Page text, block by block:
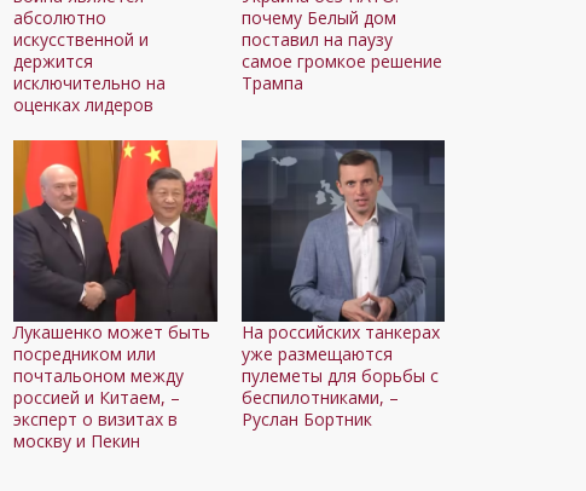
абсолютно
искусственной и
держится
исключительно на
оценках лидеров
почему Белый дом
поставил на паузу
самое громкое решение
Трампа
Лукашенко может быть
посредником или
почтальоном между
россией и Китаем, –
эксперт о визитах в
москву и Пекин
На российских танкерах
уже размещаются
пулеметы для борьбы с
беспилотниками, –
Руслан Бортник